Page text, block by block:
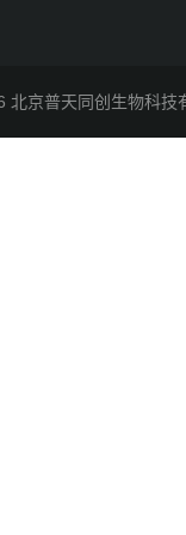
北京普天同创生物科